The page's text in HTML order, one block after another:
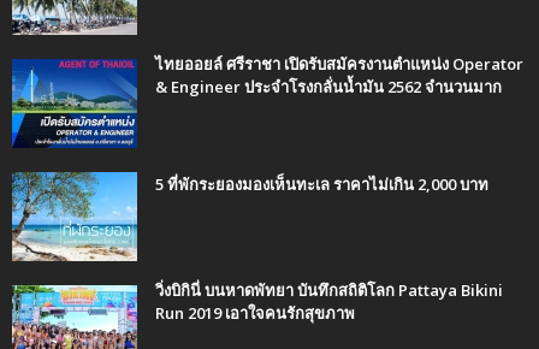
ไทยออยล์ ศรีราชา เปิดรับสมัครงานตำแหน่ง Operator
& Engineer ประจำโรงกลั่นน้ำมัน 2562 จำนวนมาก
5 ที่พักระยองมองเห็นทะเล ราคาไม่เกิน 2,000 บาท
วิ่งบิกินี่ บนหาดพัทยา บันทึกสถิติโลก Pattaya Bikini
Run 2019 เอาใจคนรักสุขภาพ